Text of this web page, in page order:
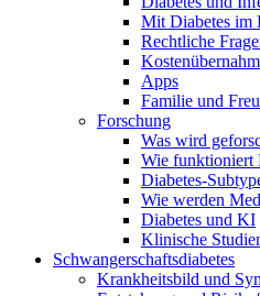
Mit Diabetes im
Rechtliche
Apps
Familie und
Forschung
Was wird
Wie funktioniert
Diabetes-
Wie werden
Diabetes und KI
Klinische
Schwangerschaftsdiabetes
Krankheitsbild und